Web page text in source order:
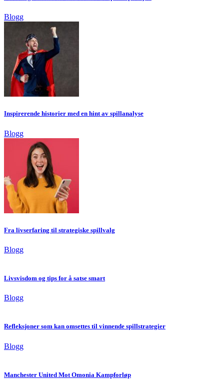
Blogg
Inspirerende historier med en hint av spillanalyse
Blogg
Fra livserfaring til strategiske spillvalg
Blogg
Livsvisdom og tips for å satse smart
Blogg
Refleksjoner som kan omsettes til vinnende spillstrategier
Blogg
Manchester United Mot Omonia Kampforløp